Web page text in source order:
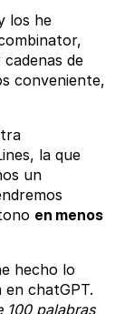
los he
de
conveniente,
la que
un
en menos
hecho lo
en chatGPT.
100 palabras